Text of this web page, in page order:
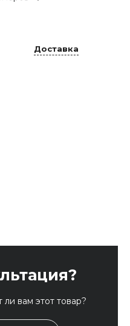
Доставка
вам этот товар?